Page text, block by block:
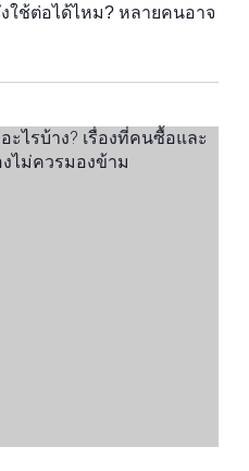
ใช้ต่อได้ไหม? หลายคนอาจ